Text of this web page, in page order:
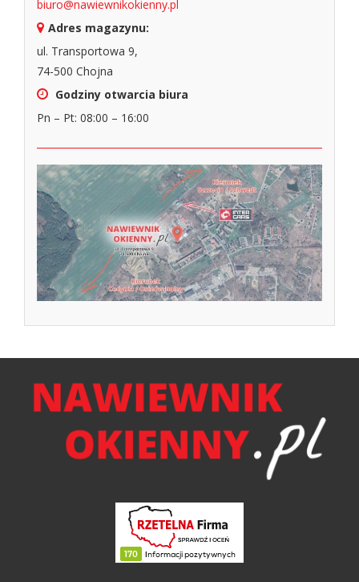
biuro@nawiewnikokienny.pl
Adres magazynu:
ul. Transportowa 9,
74-500 Chojna
Godziny otwarcia biura
Pn – Pt: 08:00 – 16:00